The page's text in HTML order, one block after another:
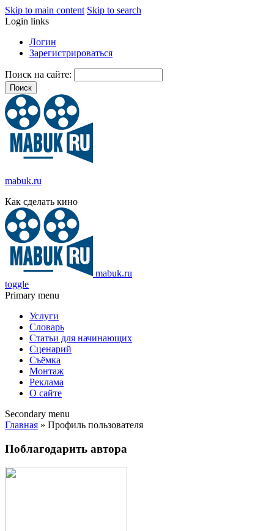
Skip to main content Skip to search
Login links
Логин
Зарегистрироваться
Поиск на сайте:
mabuk.ru
Как сделать кино
mabuk.ru
toggle
Primary menu
Услуги
Словарь
Статьи для начинающих
Сценарий
Съёмка
Монтаж
Реклама
О сайте
Secondary menu
Главная » Профиль пользователя
Поблагодарить автора